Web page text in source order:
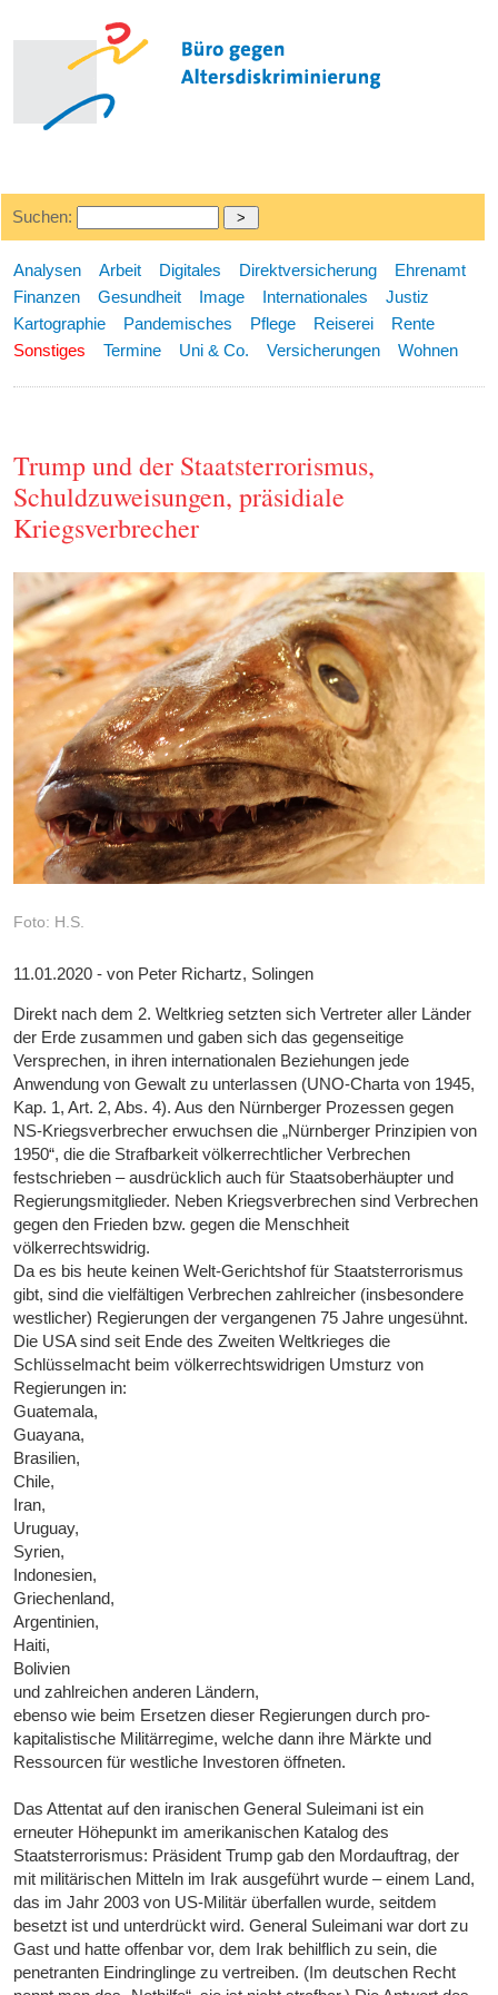
Suchen:
Analysen Arbeit Digitales Direktversicherung
Ehrenamt
Finanzen
Gesundheit Image Internationales
Justiz
Kartographie
Pandemisches Pflege Reiserei
Rente
Sonstiges
Termine Uni & Co. Versicherungen Wohnen
Trump und der Staatsterrorismus,
Schuldzuweisungen, präsidiale
Kriegsverbrecher
Foto: H.S.
11.01.2020 - von Peter Richartz, Solingen
Direkt nach dem 2. Weltkrieg setzten sich Vertreter aller Länder
der Erde zusammen und gaben sich das gegenseitige
Versprechen, in ihren internationalen Beziehungen jede
Anwendung von Gewalt zu unterlassen (UNO-Charta von 1945,
Kap. 1, Art. 2, Abs. 4). Aus den Nürnberger Prozessen gegen
NS-Kriegsverbrecher erwuchsen die „Nürnberger Prinzipien von
1950“, die die Strafbarkeit völkerrechtlicher Verbrechen
festschrieben – ausdrücklich auch für Staatsoberhäupter und
Regierungsmitglieder. Neben Kriegsverbrechen sind Verbrechen
gegen den Frieden bzw. gegen die Menschheit
völkerrechtswidrig.
Da es bis heute keinen Welt-Gerichtshof für Staatsterrorismus
gibt, sind die vielfältigen Verbrechen zahlreicher (insbesondere
westlicher) Regierungen der vergangenen 75 Jahre ungesühnt.
Die USA sind seit Ende des Zweiten Weltkrieges die
Schlüsselmacht beim völkerrechtswidrigen Umsturz von
Regierungen in:
Guatemala,
Guayana,
Brasilien,
Chile,
Iran,
Uruguay,
Syrien,
Indonesien,
Griechenland,
Argentinien,
Haiti,
Bolivien
und zahlreichen anderen Ländern,
ebenso wie beim Ersetzen dieser Regierungen durch pro-
kapitalistische Militärregime, welche dann ihre Märkte und
Ressourcen für westliche Investoren öffneten.
Das Attentat auf den iranischen General Suleimani ist ein
erneuter Höhepunkt im amerikanischen Katalog des
Staatsterrorismus: Präsident Trump gab den Mordauftrag, der
mit militärischen Mitteln im Irak ausgeführt wurde – einem Land,
das im Jahr 2003 von US-Militär überfallen wurde, seitdem
besetzt ist und unterdrückt wird. General Suleimani war dort zu
Gast und hatte offenbar vor, dem Irak behilflich zu sein, die
penetranten Eindringlinge zu vertreiben. (Im deutschen Recht